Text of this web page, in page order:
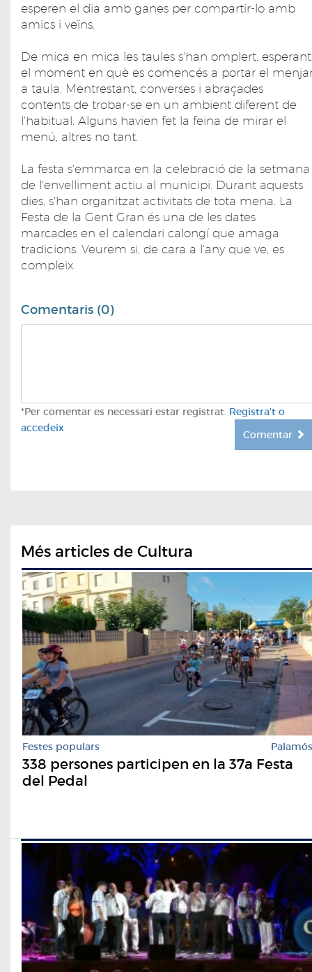
esperen el dia amb ganes per compartir-lo amb
amics i veïns.
De mica en mica les taules s'han omplert, esperant
el moment en què es comencés a portar el
a taula. Mentrestant, converses i abraçades
contents de trobar-se en un ambient diferent de
l'habitual. Alguns havien fet la feina de mirar el
menú, altres no tant.
La festa s'emmarca en la celebració de la setmana
de l'envelliment actiu al municipi. Durant aquests
dies, s'han organitzat activitats de tota mena. La
Festa de la Gent Gran és una de les dates
marcades en el calendari calongí que amaga
tradicions. Veurem si, de cara a l'any que ve, es
compleix.
Comentaris (0)
*Per comentar es necessari estar registrat. Registra't o
accedeix
Comentar
Més articles de Cultura
Festes populars Palamós
338 persones participen en la 37a Festa
del Pedal